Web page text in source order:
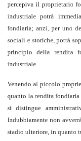
percepiva il proprietario
industriale potrà
fondiaria; anzi, per uno
sociali e storiche, potrà
principio della rendita
industriale.
Venendo al piccolo
quanto la rendita
si distingue
Indubbiamente non
stadio ulteriore, in quanto